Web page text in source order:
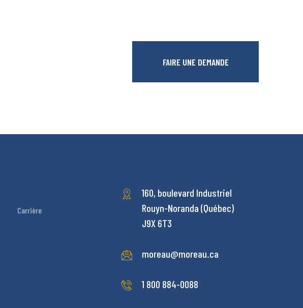
FAIRE UNE DEMANDE
Carrière
160, boulevard Industriel
Rouyn-Noranda (Québec)
J9X 6T3
moreau@moreau.ca
1 800 884-0088